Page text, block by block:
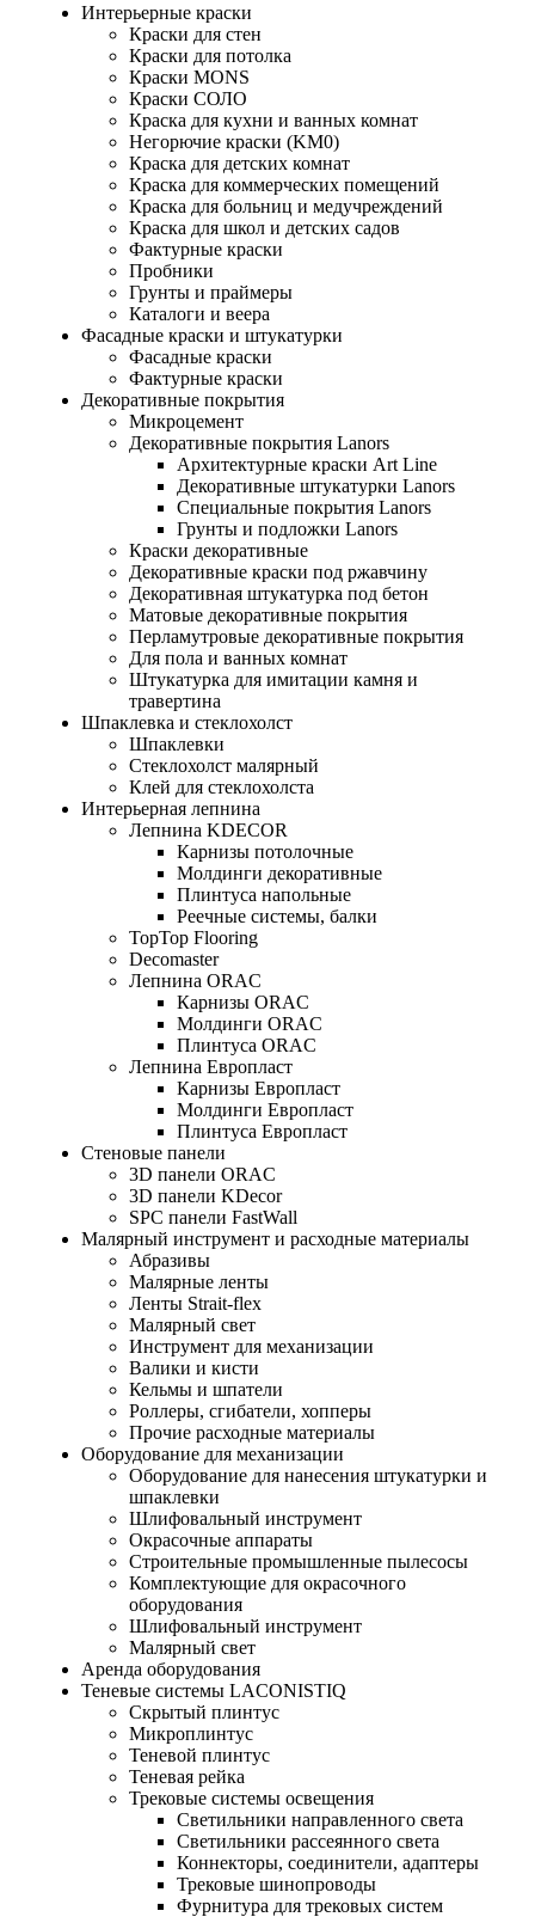
Интерьерные краски
Краски для стен
Краски для потолка
Краски MONS
Краски СОЛО
Краска для кухни и ванных комнат
Негорючие краски (KM0)
Краска для детских комнат
Краска для коммерческих помещений
Краска для больниц и медучреждений
Краска для школ и детских садов
Фактурные краски
Пробники
Грунты и праймеры
Каталоги и веера
Фасадные краски и штукатурки
Фасадные краски
Фактурные краски
Декоративные покрытия
Микроцемент
Декоративные покрытия Lanors
Архитектурные краски Art Line
Декоративные штукатурки Lanors
Специальные покрытия Lanors
Грунты и подложки Lanors
Краски декоративные
Декоративные краски под ржавчину
Декоративная штукатурка под бетон
Матовые декоративные покрытия
Перламутровые декоративные покрытия
Для пола и ванных комнат
Штукатурка для имитации камня и
травертина
Шпаклевка и стеклохолст
Шпаклевки
Стеклохолст малярный
Клей для стеклохолста
Интерьерная лепнина
Лепнина KDECOR
Карнизы потолочные
Молдинги декоративные
Плинтуса напольные
Реечные системы, балки
TopTop Flooring
Decomaster
Лепнина ORAC
Карнизы ORAC
Молдинги ORAC
Плинтуса ORAC
Лепнина Европласт
Карнизы Европласт
Молдинги Европласт
Плинтуса Европласт
Стеновые панели
3D панели ORAC
3D панели KDecor
SPC панели FastWall
Малярный инструмент и расходные материалы
Абразивы
Малярные ленты
Ленты Strait-flex
Малярный свет
Инструмент для механизации
Валики и кисти
Кельмы и шпатели
Роллеры, сгибатели, хопперы
Прочие расходные материалы
Оборудование для механизации
Оборудование для нанесения штукатурки и
шпаклевки
Шлифовальный инструмент
Окрасочные аппараты
Строительные промышленные пылесосы
Комплектующие для окрасочного
оборудования
Шлифовальный инструмент
Малярный свет
Аренда оборудования
Теневые системы LACONISTIQ
Скрытый плинтус
Микроплинтус
Теневой плинтус
Теневая рейка
Трековые системы освещения
Светильники направленного света
Светильники рассеянного света
Коннекторы, соединители, адаптеры
Трековые шинопроводы
Фурнитура для трековых систем